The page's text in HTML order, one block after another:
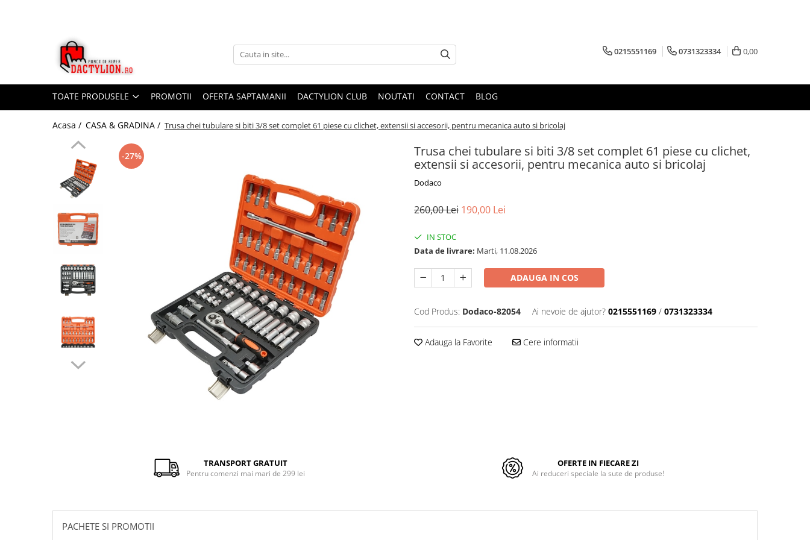
0215551169 0731323334 0,00
TOATE PRODUSELE PROMOTII OFERTA SAPTAMANII DACTYLION CLUB NOUTATI CONTACT BLOG
Acasa / CASA & GRADINA / Trusa chei tubulare si biti 3/8 set complet 61 piese cu clichet, extensii si accesorii, pentru mecanica auto si bricolaj
Trusa chei tubulare si biti 3/8 set complet 61 piese cu clichet,
extensii si accesorii, pentru mecanica auto si bricolaj
Dodaco
-27%
Facebook
260,00 Lei 190,00 Lei
IN STOC
Data de livrare: Marti, 11.08.2026
ADAUGA IN COS
Cod Produs: Dodaco-82054 Ai nevoie de ajutor? 0215551169 / 0731323334
Adauga la Favorite Cere informatii
TRANSPORT GRATUIT
Pentru comenzi mai mari de 299 lei
OFERTE IN FIECARE ZI
Ai reduceri speciale la sute de produse!
PACHETE SI PROMOTII